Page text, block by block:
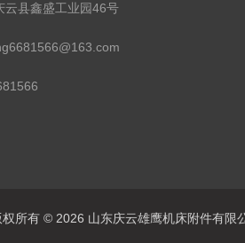
云县鑫盛工业园46号
权所有 © 2026 山东庆云雄鹰机床附件有